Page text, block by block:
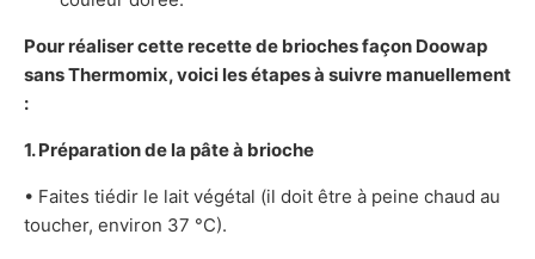
Pour réaliser cette recette de brioches façon Doowap
sans Thermomix, voici les étapes à suivre manuellement
:
1. Préparation de la pâte à brioche
• Faites tiédir le lait végétal (il doit être à peine chaud au
toucher, environ 37 °C).